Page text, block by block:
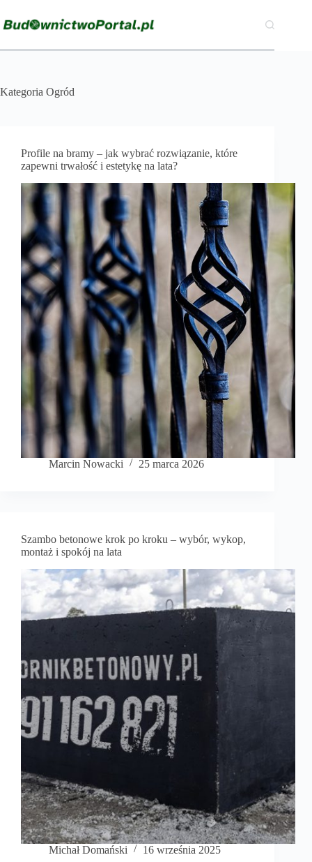
do
treści
Kategoria Ogród
Profile na bramy – jak wybrać rozwiązanie, które
zapewni trwałość i estetykę na lata?
Marcin Nowacki 25 marca 2026
Szambo betonowe krok po kroku – wybór, wykop,
montaż i spokój na lata
Michał Domański 16 września 2025